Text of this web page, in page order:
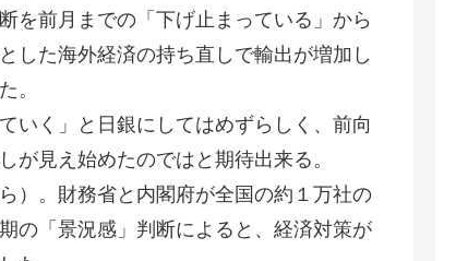
を前月までの「下げ止まっている」から
した海外経済の持ち直しで輸出が増加し
。
いく」と日銀にしてはめずらしく、前向
が見え始めたのではと期待出来る。
）。財務省と内閣府が全国の約１万社の
の「景況感」判断によると、経済対策が